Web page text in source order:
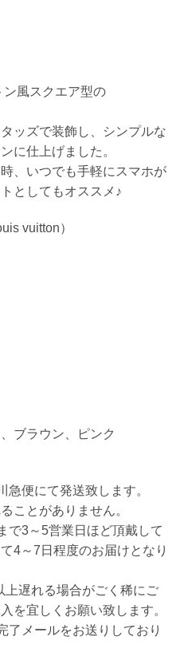
風スクエア型の
ッズで装飾し、シンプルな
に仕上げました。
、いつでも手軽にスマホが
としてもオススメ♪
vuitton）
ブラウン、ピンク
便にて発送致します。
ことがありません。
で3～5営業日ほど頂戴して
4～7日程度のお届けとなり
遅れる場合がごく稀にご
を宜しくお願い致します。
了メールをお送りしており